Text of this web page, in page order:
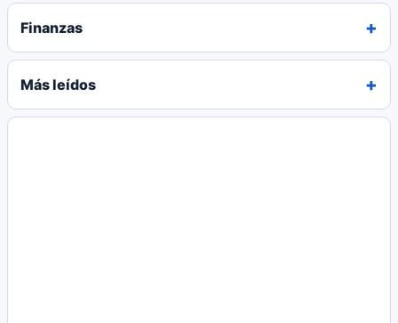
Finanzas
Más leídos